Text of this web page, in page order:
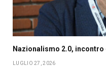
Nazionalismo 2.0,
LUGLIO 27, 2026